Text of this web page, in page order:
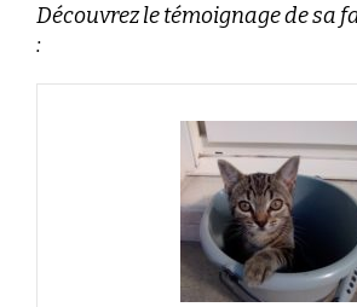
Découvrez le témoignage de sa
: